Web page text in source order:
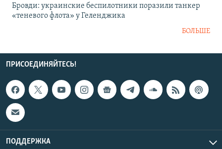
Бровди: украинские беспилотники поразили танкер
«теневого флота» у Геленджика
БОЛЬШЕ
ПРИСОЕДИНЯЙТЕСЬ!
ПОДДЕРЖКА